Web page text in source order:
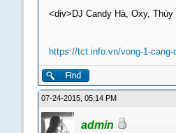
<div>DJ Candy Hà, Oxy,
https://tct.info.vn/vong-1-
07-24-2015, 05:14 PM
admin